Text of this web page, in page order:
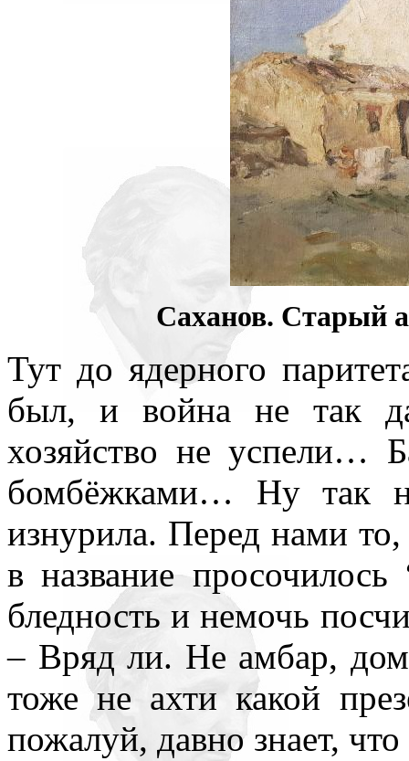
Саханов. Старый
Тут до ядерного
был, и война не так
хозяйство не успели…
бомбёжками… Ну так
изнурила. Перед нами
в название
бледность и немочь
– Вряд ли. Не амбар,
тоже не ахти какой
пожалуй, давно знает,